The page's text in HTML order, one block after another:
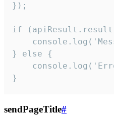
});
if
} else {
}
sendPageTitle#